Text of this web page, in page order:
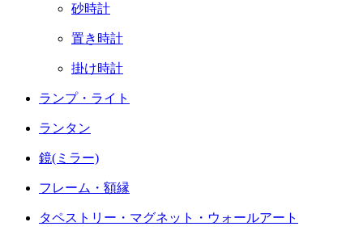
砂時計
置き時計
掛け時計
ランプ・ライト
ランタン
鏡(ミラー)
フレーム・額縁
タペストリー・マグネット・ウォールアート